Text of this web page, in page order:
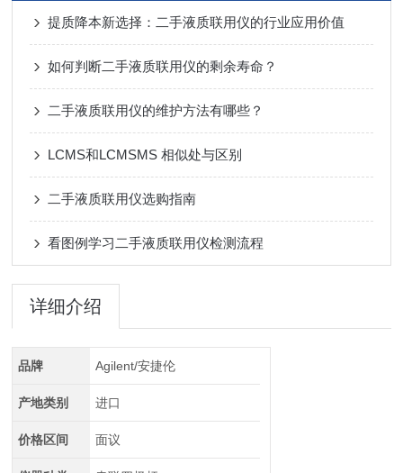
提质降本新选择：二手液质联用仪的行业应用价值
如何判断二手液质联用仪的剩余寿命？
二手液质联用仪的维护方法有哪些？
LCMS和LCMSMS 相似处与区别
二手液质联用仪选购指南
看图例学习二手液质联用仪检测流程
详细介绍
品牌 Agilent/安捷伦
产地类别 进口
价格区间 面议